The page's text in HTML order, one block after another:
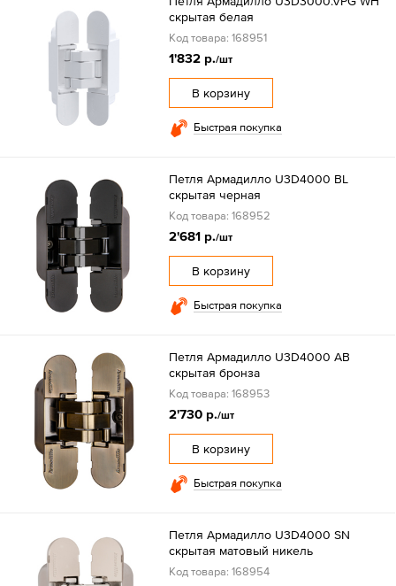
скрытая белая
Код товара: 168951
1'832 р./шт
В корзину
Быстрая покупка
Петля Армадилло U3D4000 BL
скрытая черная
Код товара: 168952
2'681 р./шт
В корзину
Быстрая покупка
Петля Армадилло U3D4000 AB
скрытая бронза
Код товара: 168953
2'730 р./шт
В корзину
Быстрая покупка
Петля Армадилло U3D4000 SN
скрытая матовый никель
Код товара: 168954